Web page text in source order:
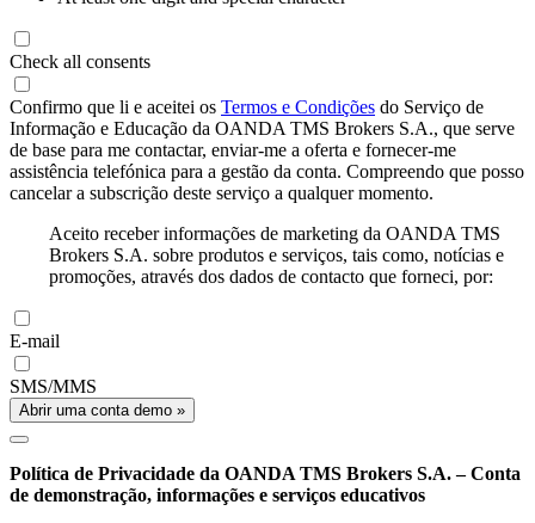
Check all consents
Confirmo que li e aceitei os Termos e Condições do Serviço de
Informação e Educação da OANDA TMS Brokers S.A., que serve
de base para me contactar, enviar-me a oferta e fornecer-me
assistência telefónica para a gestão da conta. Compreendo que posso
cancelar a subscrição deste serviço a qualquer momento.
Aceito receber informações de marketing da OANDA TMS
Brokers S.A. sobre produtos e serviços, tais como, notícias e
promoções, através dos dados de contacto que forneci, por:
E-mail
SMS/MMS
Abrir uma conta demo »
Política de Privacidade da OANDA TMS Brokers S.A. – Conta
de demonstração, informações e serviços educativos